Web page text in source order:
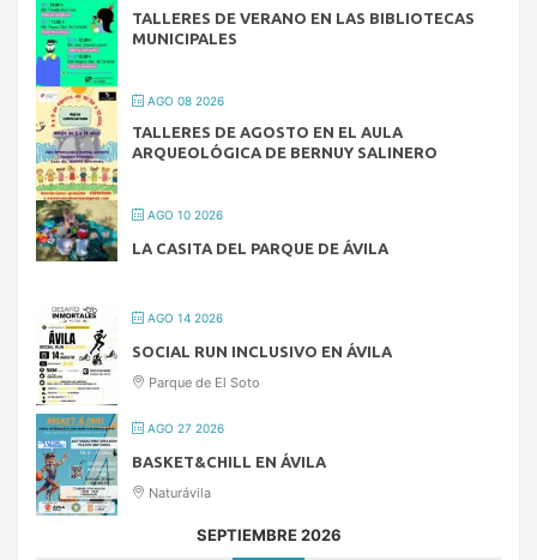
TALLERES DE VERANO EN LAS BIBLIOTECAS
MUNICIPALES
AGO 08 2026
TALLERES DE AGOSTO EN EL AULA
ARQUEOLÓGICA DE BERNUY SALINERO
AGO 10 2026
LA CASITA DEL PARQUE DE ÁVILA
AGO 14 2026
SOCIAL RUN INCLUSIVO EN ÁVILA
Parque de El Soto
AGO 27 2026
BASKET&CHILL EN ÁVILA
Naturávila
SEPTIEMBRE 2026